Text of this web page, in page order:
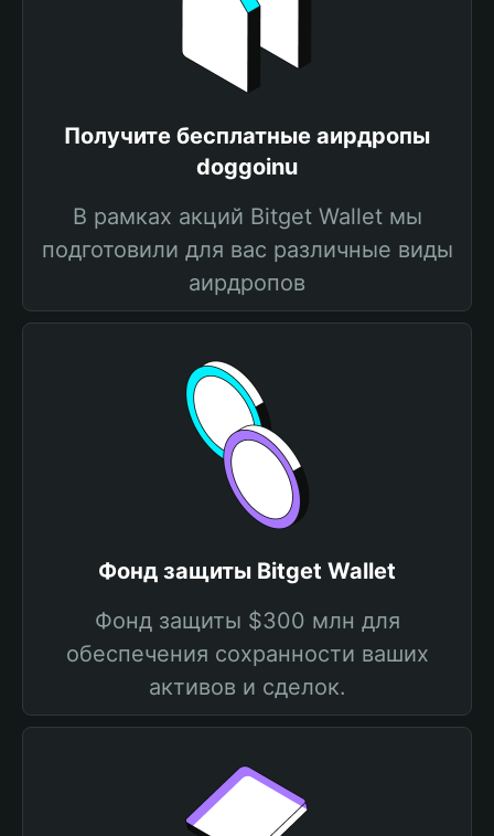
Получите бесплатные аирдропы
doggoinu
В рамках акций Bitget Wallet мы
подготовили для вас различные виды
аирдропов
Фонд защиты Bitget Wallet
Фонд защиты $300 млн для
обеспечения сохранности ваших
активов и сделок.